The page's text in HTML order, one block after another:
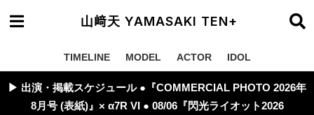
山﨑天 YAMASAKI TEN+
TIMELINE MODEL ACTOR IDOL
▶︎ 出演・掲載スケジュール ●『COMMERCIAL PHOTO 2026年
8月号 (表紙)』× α7R VI ● 08/06『閃光ライオット2026